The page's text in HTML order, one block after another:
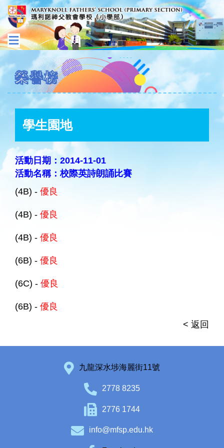
榮譽榜
學生園地
活動日期：2014-11-01
活動名稱：校際英詩朗誦比賽
(4B) - 優良
(4B) - 優良
(4B) - 優良
(6B) - 優良
(6C) - 優良
(6B) - 優良
< 返回
九龍深水埗海麗街11號
2778 8235
2776 1744
info@mfsp.edu.hk